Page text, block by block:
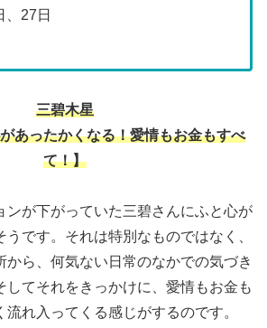
27日
三碧木星
あったかくなる！愛情もお金もすべ
て！】
ンが下がっていた三碧さんにふと心が
です。それは特別なものではなく、
から、何気ない日常のなかでの気づき
してそれをきっかけに、愛情もお金も
れ入ってくる感じがするのです。